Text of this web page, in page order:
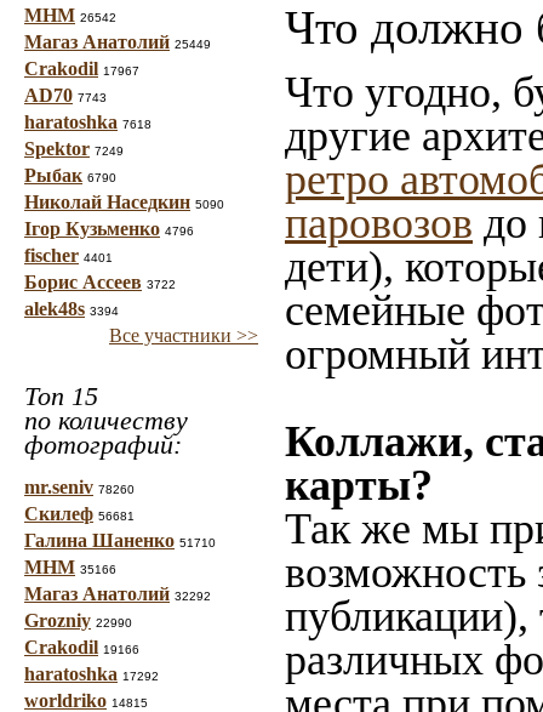
МНМ 26542
Магаз Анатолий 25449
Crakodil 17967
AD70 7743
haratoshka 7618
Spektor 7249
Рыбак 6790
Николай Наседкин 5090
Ігор Кузьменко 4796
fischer 4401
Борис Ассеев 3722
alek48s 3394
Все участники >>
Топ 15
по количеству
фотографий:
mr.seniv 78260
Скилеф 56681
Галина Шаненко 51710
МНМ 35166
Магаз Анатолий 32292
Grozniy 22990
Crakodil 19166
haratoshka 17292
worldriko 14815
Что должно
Что угодно,
другие
ретро
паровозов до
дети),
семейные
огромный
Коллажи,
карты?
Так же мы
возможность
публикации),
различных